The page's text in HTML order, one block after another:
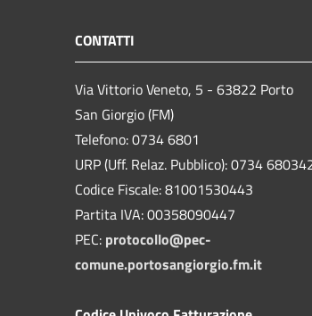
CONTATTI
Via Vittorio Veneto, 5 - 63822 Porto
San Giorgio (FM)
Telefono: 0734 6801
URP (Uff. Relaz. Pubblico): 0734
Codice Fiscale: 81001530443
Partita IVA: 00358090447
PEC: protocollo@pec-
comune.portosangiorgio.fm.it